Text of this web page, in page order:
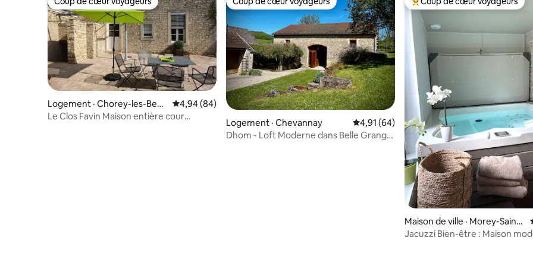
Coup de cœur voyageurs
Logement · Chorey-les-Beau
ne
Note moyenne de 4,94 sur 5, 84 commentaires
4,94 (84)
Le Clos Favin Maison entière cour
Coup de cœur voyageurs
Logement · Chevannay Note moyenne de 4,91 sur 5, 64
4,91 (64)
Dhom - Loft Moderne dans Belle Grange
Coup de cœur voyageurs
Maison de ville · Morey-Saint-
Denis
Jacuzzi Bien-être : Maison